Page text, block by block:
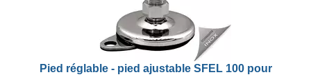
Pied réglable - pied ajustable SFEL 100 pour